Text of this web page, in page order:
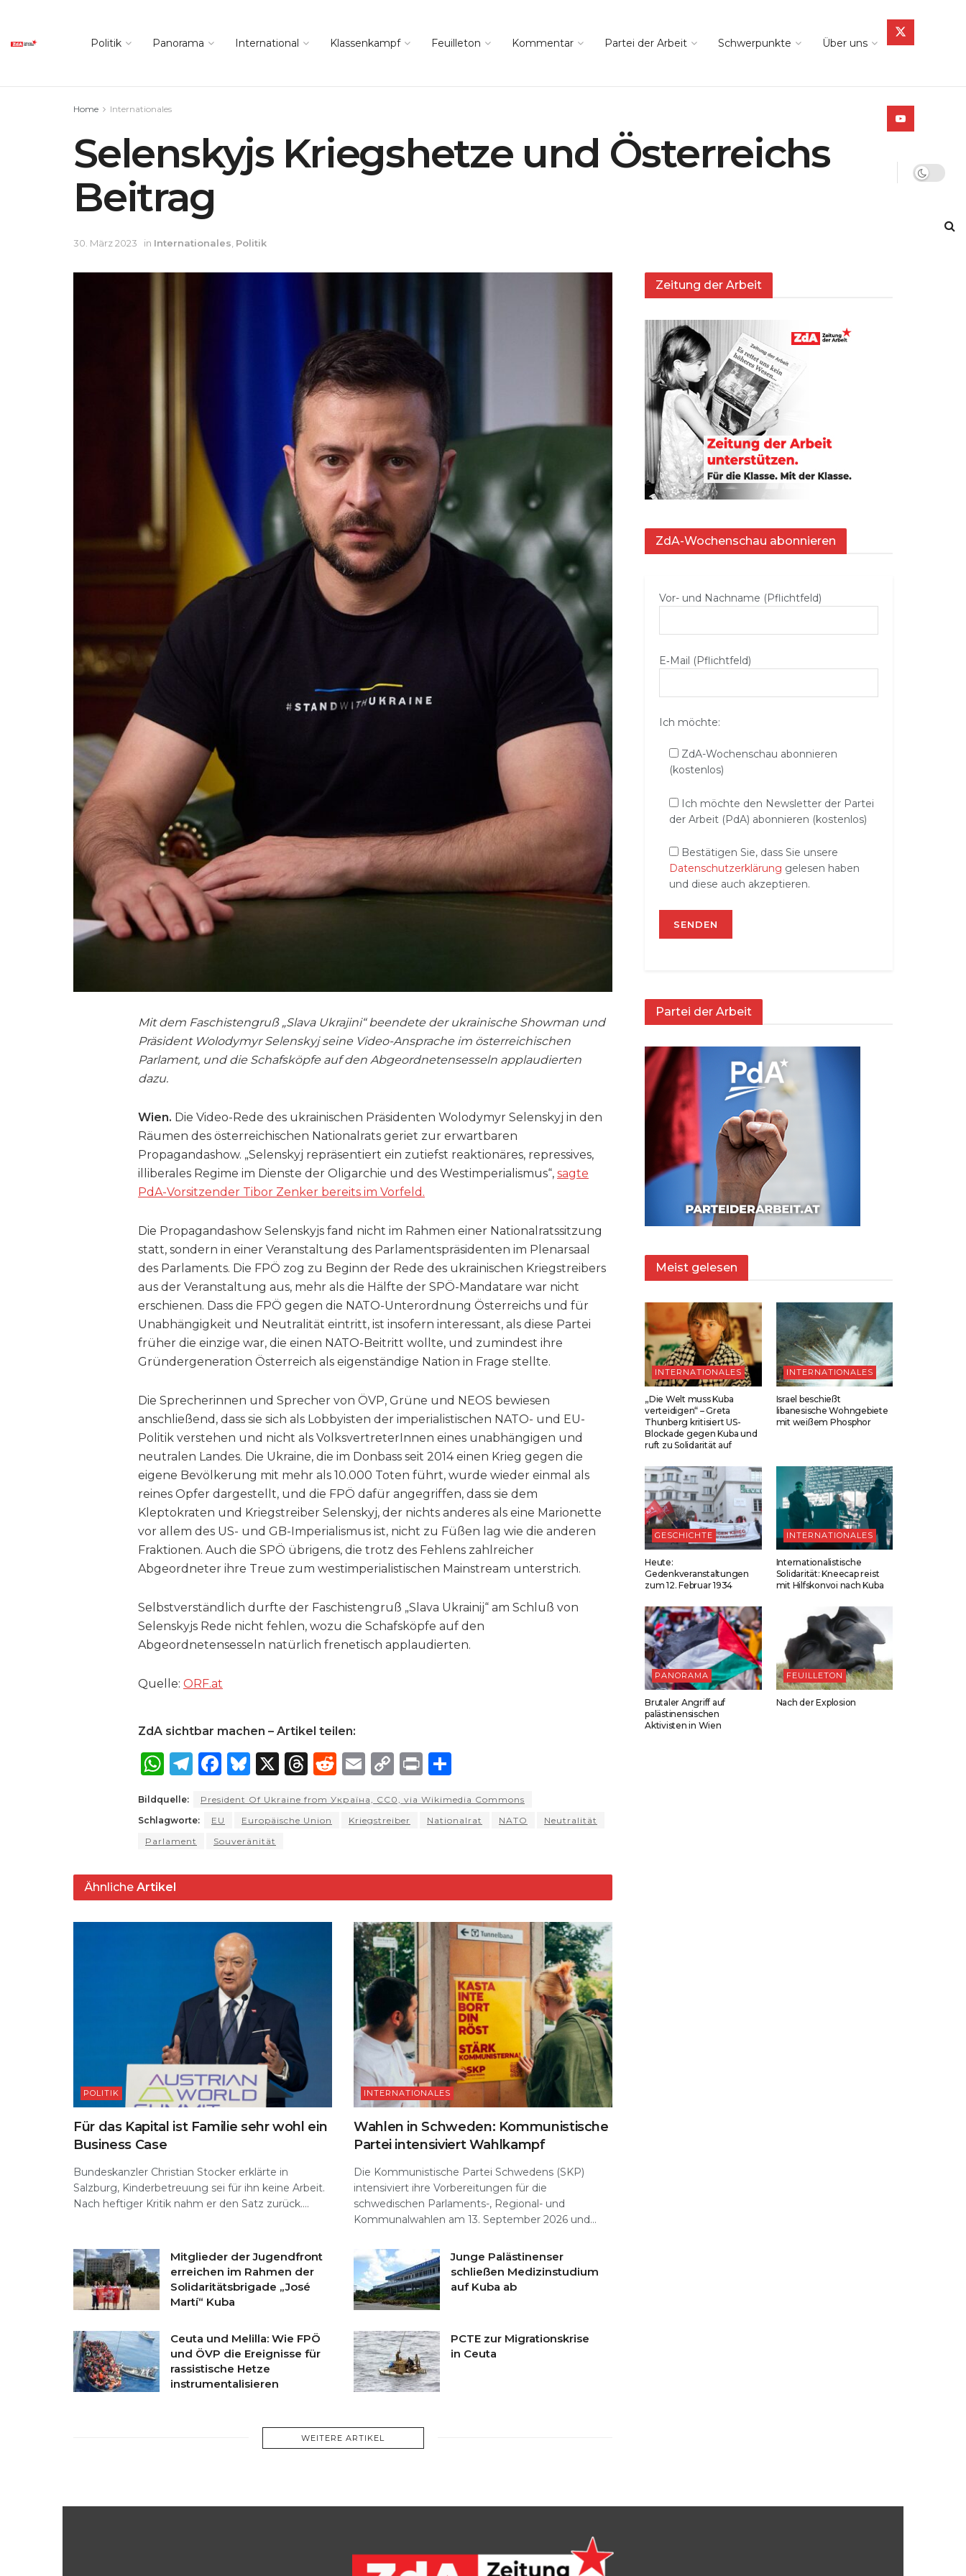
Politik Panorama International Klassenkampf Feuilleton Kommentar Partei der Arbeit Schwerpunkte Über uns
Home Internationales
Selenskyjs Kriegshetze und Österreichs
Beitrag
30. März 2023 in Internationales, Politik
Mit dem Faschistengruß „Slava Ukrajini“ beendete der ukrainische Showman und
Präsident Wolodymyr Selenskyj seine Video-Ansprache im österreichischen
Parlament, und die Schafsköpfe auf den Abgeordnetensesseln applaudierten
dazu.
Wien. Die Video-Rede des ukrainischen Präsidenten Wolodymyr Selenskyj in den
Räumen des österreichischen Nationalrats geriet zur erwartbaren
Propagandashow. „Selenskyj repräsentiert ein zutiefst reaktionäres, repressives,
illiberales Regime im Dienste der Oligarchie und des Westimperialismus“, sagte
PdA-Vorsitzender Tibor Zenker bereits im Vorfeld.
Die Propagandashow Selenskyjs fand nicht im Rahmen einer Nationalratssitzung
statt, sondern in einer Veranstaltung des Parlamentspräsidenten im Plenarsaal
des Parlaments. Die FPÖ zog zu Beginn der Rede des ukrainischen Kriegstreibers
aus der Veranstaltung aus, mehr als die Hälfte der SPÖ-Mandatare war nicht
erschienen. Dass die FPÖ gegen die NATO-Unterordnung Österreichs und für
Unabhängigkeit und Neutralität eintritt, ist insofern interessant, als diese Partei
früher die einzige war, die einen NATO-Beitritt wollte, und zumindest ihre
Gründergeneration Österreich als eigenständige Nation in Frage stellte.
Die Sprecherinnen und Sprecher von ÖVP, Grüne und NEOS bewiesen
anschließend, dass sie sich als Lobbyisten der imperialistischen NATO- und EU-
Politik verstehen und nicht als VolksvertreterInnen eines unabhängigen und
neutralen Landes. Die Ukraine, die im Donbass seit 2014 einen Krieg gegen die
eigene Bevölkerung mit mehr als 10.000 Toten führt, wurde wieder einmal als
reines Opfer dargestellt, und die FPÖ dafür angegriffen, dass sie dem
Kleptokraten und Kriegstreiber Selenskyj, der nichts anderes als eine Marionette
vor allem des US- und GB-Imperialismus ist, nicht zu Füßen lag wie die anderen
Fraktionen. Auch die SPÖ übrigens, die trotz des Fehlens zahlreicher
Abgeordneter ihre Treue zum westimperialistischen Mainstream unterstrich.
Selbstverständlich durfte der Faschistengruß „Slava Ukrainij“ am Schluß von
Selenskyjs Rede nicht fehlen, wozu die Schafsköpfe auf den
Abgeordnetensesseln natürlich frenetisch applaudierten.
Quelle: ORF​.at
ZdA sichtbar machen – Artikel teilen:
W
a
ts
p
p
T
e
g
m
F
c
e
o
o
k
B
e
s
y
X
T
re
a
s
R
d
di
E
ai
l
C
p
y
n
k
P
n
t
ar
e
Bildquelle:
President Of Ukraine from Україна, CC0, via Wikimedia Commons
Schlagworte:
EU Europäische Union Kriegstreiber Nationalrat NATO
Neutralität
Parlament
Souveränität
Ähnliche Artikel
POLITIK
Für das Kapital ist Familie sehr wohl ein
Business Case
Bundeskanzler Christian Stocker erklärte in
Salzburg, Kinderbetreuung sei für ihn keine Arbeit.
Nach heftiger Kritik nahm er den Satz zurück....
INTERNATIONALES
Wahlen in Schweden: Kommunistische
Partei intensiviert Wahlkampf
Die Kommunistische Partei Schwedens (SKP)
intensiviert ihre Vorbereitungen für die
schwedischen Parlaments-, Regional- und
Kommunalwahlen am 13. September 2026 und...
Mitglieder der Jugendfront
erreichen im Rahmen der
Solidaritätsbrigade „José
Martí“ Kuba
Junge Palästinenser
schließen Medizinstudium
auf Kuba ab
Ceuta und Melilla: Wie FPÖ
und ÖVP die Ereignisse für
rassistische Hetze
instrumentalisieren
PCTE zur Migrationskrise
in Ceuta
WEITERE ARTIKEL
Zeitung der Arbeit
ZdA-Wochenschau abonnieren
Vor- und Nachname (Pflichtfeld)
E‑Mail (Pflichtfeld)
Ich möchte:
ZdA-Wochenschau abonnieren
(kostenlos)
Ich möchte den Newsletter der Partei
der Arbeit (PdA) abonnieren (kostenlos)
Bestätigen Sie, dass Sie unsere
Datenschutzerklärung gelesen haben
und diese auch akzeptieren.
Partei der Arbeit
Meist gelesen
INTERNATIONALES
„Die Welt muss Kuba
verteidigen“ – Greta
Thunberg kritisiert US-
Blockade gegen Kuba und
ruft zu Solidarität auf
INTERNATIONALES
Israel beschießt
libanesische Wohngebiete
mit weißem Phosphor
GESCHICHTE
Heute:
Gedenkveranstaltungen
zum 12. Februar 1934
INTERNATIONALES
Internationalistische
Solidarität: Kneecap reist
mit Hilfskonvoi nach Kuba
PANORAMA
Brutaler Angriff auf
palästinensischen
Aktivisten in Wien
FEUILLETON
Nach der Explosion